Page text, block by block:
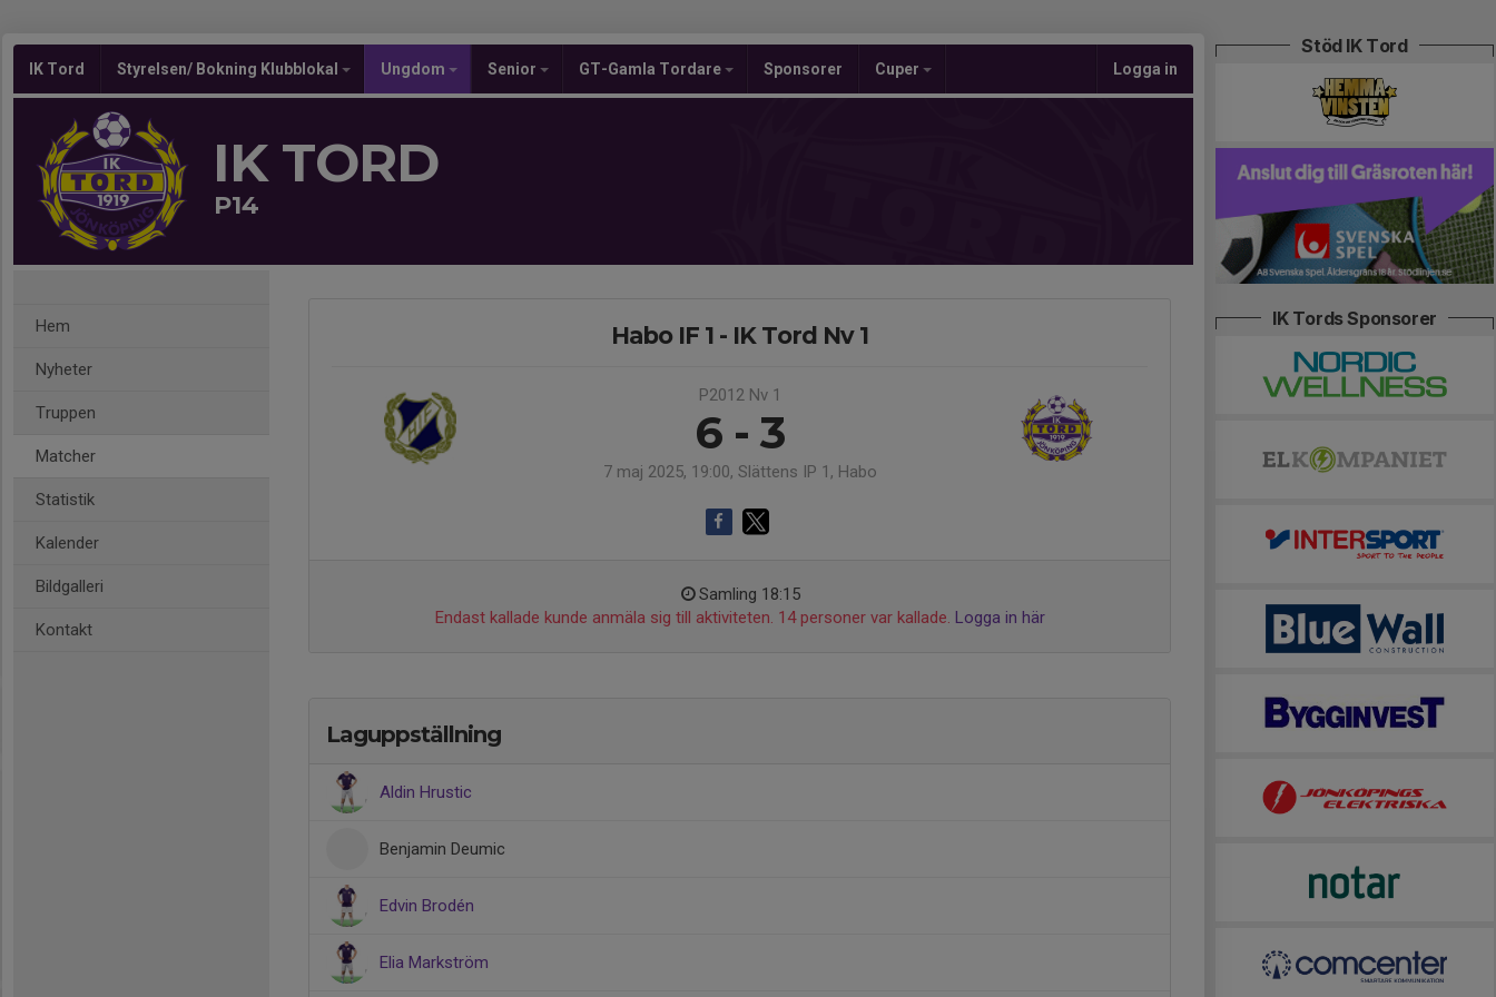
IK Tord Styrelsen/ Bokning Klubblokal Ungdom Senior GT-Gamla Tordare Sponsorer Cuper Logga in
IK TORD
P14
Hem
Nyheter
Truppen
Matcher
Statistik
Kalender
Bildgalleri
Kontakt
Habo IF 1 - IK Tord Nv 1
P2012 Nv 1
6 - 3
7 maj 2025, 19:00, Slättens IP 1, Habo
Samling 18:15
Endast kallade kunde anmäla sig till aktiviteten. 14 personer var kallade. Logga in här
Laguppställning
Aldin Hrustic
Benjamin Deumic
Edvin Brodén
Elia Markström
Stöd IK Tord
IK Tords Sponsorer